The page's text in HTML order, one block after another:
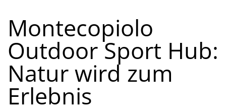
Montecopiolo
Outdoor Sport Hub:
Natur wird zum
Erlebnis